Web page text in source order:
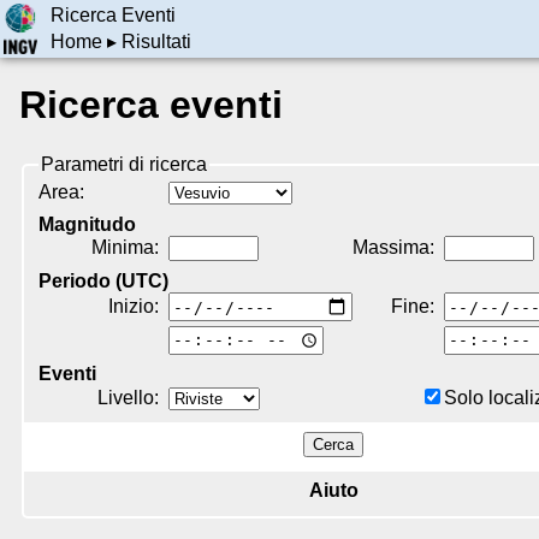
Ricerca Eventi
Home▸ Risultati
Ricerca eventi
Parametri di ricerca
Area:
Magnitudo
Minima
Massima
Periodo (UTC)
Inizio:
Fine:
Eventi
Livello
Solo
Cerca
Aiuto